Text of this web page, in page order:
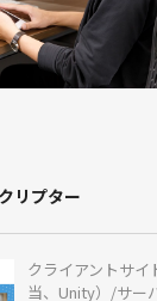
リプター
クライアントサイ
当、Unity）/サー